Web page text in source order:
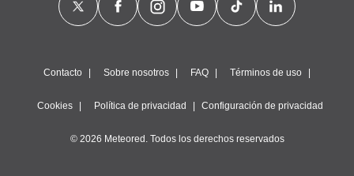
Contacto Sobre nosotros FAQ Términos de uso
Cookies Política de privacidad Configuración de privacidad
© 2026 Meteored. Todos los derechos reservados